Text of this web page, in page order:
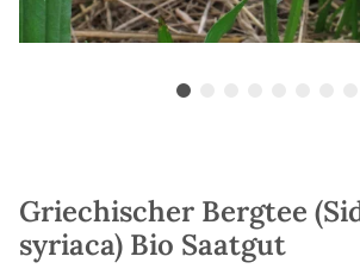
Griechischer Bergtee
syriaca) Bio Saatgut